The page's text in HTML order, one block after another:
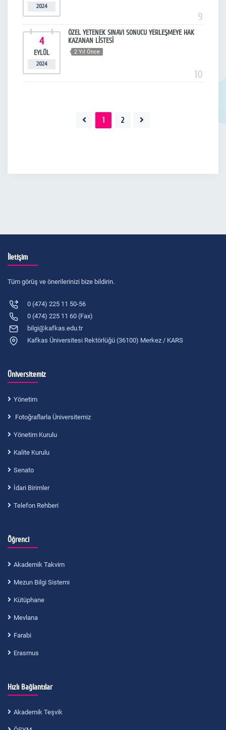
2024
9
4
EYLÜL
2024
ÖZEL YETENEK SINAVI SONUCU YERLEŞMEYE HAK
KAZANAN LİSTESİ
2 Yıl Önce
10
1 2
İletişim
Tüm görüş ve önerilerinizi bize bildirin.
0 (474) 225 11 50-56
0 (474) 225 11 60 (Fax)
bilgi@kafkas.edu.tr
Kafkas Üniversitesi Rektörlüğü (36100) Merkez / KARS
Üniversitemiz
Yönetim
Fotoğraflarla Üniversitemiz
Yönetim Kurulu
Kalite Kurulu
Senato
İdari Birimler
Telefon Rehberi
Öğrenci
Akademik Takvim
Mezun Bilgi Sistemi
Kütüphane
Mevlana
Farabi
Erasmus
Hızlı Bağlantılar
Akademik Teşvik